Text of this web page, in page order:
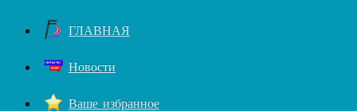
ГЛАВНАЯ
Новости
Ваше избранное